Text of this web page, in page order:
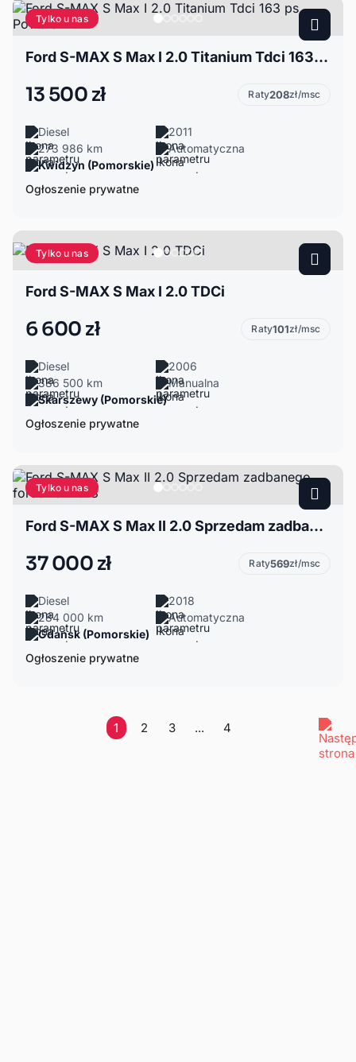
Tylko u nas
Ford S-MAX S Max I 2.0 Titanium Tdci 163 ps Powershift
13 500 zł Raty208zł/msc
Diesel
2011
273 986 km
Automatyczna
Kwidzyn (Pomorskie)
Ogłoszenie prywatne
Tylko u nas
Ford S-MAX S Max I 2.0 TDCi
6 600 zł Raty101zł/msc
Diesel
2006
386 500 km
Manualna
Skarszewy (Pomorskie)
Ogłoszenie prywatne
Tylko u nas
Ford S-MAX S Max II 2.0 Sprzedam zadbanego forda rok2018
37 000 zł Raty569zł/msc
Diesel
2018
284 000 km
Automatyczna
Gdańsk (Pomorskie)
Ogłoszenie prywatne
1 2 3 ... 4